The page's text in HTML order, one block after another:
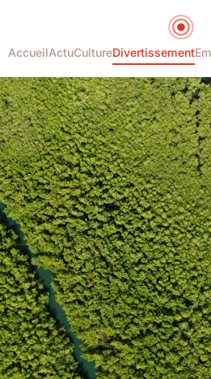
AccueilActuCultureDivertissement